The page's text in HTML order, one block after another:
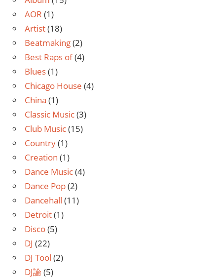
AOR (1)
Artist(18)
Beatmaking(2)
Best Raps of(4)
Blues(1)
Chicago House (4)
China (1)
Classic Music(3)
Club Music(15)
Country(1)
Creation (1)
Dance Music(4)
Dance Pop(2)
Dancehall (11)
Detroit(1)
Disco(5)
DJ (22)
DJ Tool (2)
DJ論 (5)